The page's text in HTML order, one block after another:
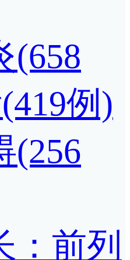
(658
例)
(256
：前列